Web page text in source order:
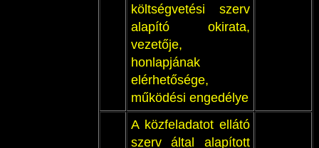
költségvetési szerv
alapító okirata,
vezetője,
honlapjának
elérhetősége,
működési engedélye
A közfeladatot ellátó
szerv által alapított